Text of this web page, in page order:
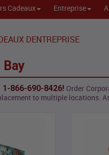
Cadeaux Entreprise
DENTREPRISE
1-866-690-8426! Order
to multiple locations.